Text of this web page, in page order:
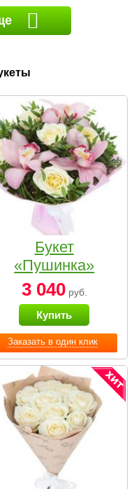
Заказать в один клик
Букет
«Пушинка»
3 040руб.
Купить